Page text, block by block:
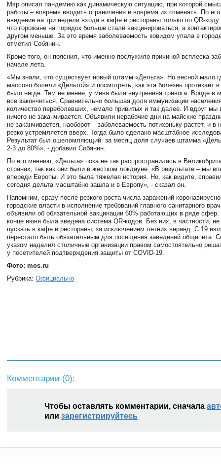
Мэр описал пандемию как динамическую ситуацию, при которой
работы – вовремя вводить ограничения и вовремя их отменять. По
введение на три недели входа в кафе и рестораны только по QR-
что горожане на порядок больше стали вакцинироваться, а
другом меньше. За это время заболеваемость ковидом упала в
отметил Собянин.
Кроме того, он пояснил, что именно послужило причиной всплеска
начале лета.
«Мы знали, что существует новый штамм «Дельта». Но весной мало
массово болели «Дельтой» и посмотреть, как эта болезнь протекает
было негде. Тем не менее, у меня была внутренняя тревога. Вроде в
все закончиться. Сравнительно большая доля иммунизации
количество переболевших, немало привитых и так далее. И вдруг мы
ничего не заканчивается. Объявили нерабочие дни на майские
не заканчивается, наоборот – заболеваемость потихоньку растет, и в
резко устремляется вверх. Тогда было сделано масштабное
Результат был ошеломляющий: за месяц доля случаев штамма
2-3 до 80%», - добавил Собянин.
По его мнению, «Дельта» пока не так распространилась в
странах, так как они были в жестком локдауне. «В результате – мы
впереди Европы. И это была тяжелая история. Но, как видите,
сегодня дельта масштабно зашла и в Европу», - сказал он.
Напомним, сразу после резкого роста числа заражений
городские власти в исполнение требований главного санитарного
объявили об обязательной вакцинации 60% работающих в ряде
конце июня была введена система QR-кодов. Без них, в частности,
пускать в кафе и рестораны, за исключением летних веранд. С 19
перестало быть обязательным для посещения заведений общепита.
указом наделил столичные организации правом самостоятельно
у посетителей подтверждения защиты от COVID-19.
Фото: mos.ru
Рубрика: Официально
Комментарии (0):
Чтобы оставлять комментарии, сначала
или зарегистрируйтесь